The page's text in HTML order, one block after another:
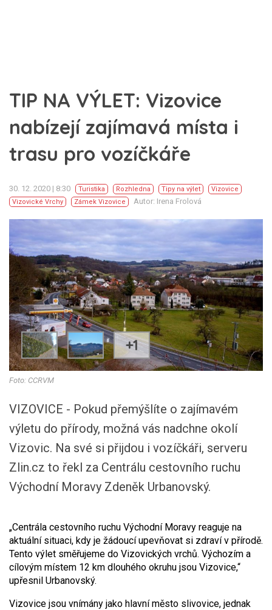
TIP NA VÝLET: Vizovice
nabízejí zajímavá místa i
trasu pro vozíčkáře
30. 12. 2020 | 8:30 Turistika Rozhledna Tipy na výlet
Vizovice
Vizovické Vrchy
Zámek Vizovice Autor: Irena Frolová
+1
Foto: CCRVM
VIZOVICE - Pokud přemýšlíte o zajímavém
výletu do přírody, možná vás nadchne okolí
Vizovic. Na své si přijdou i vozíčkáři, serveru
Zlin.cz to řekl za Centrálu cestovního ruchu
Východní Moravy Zdeněk Urbanovský.
„Centrála cestovního ruchu Východní Moravy reaguje na
aktuální situaci, kdy je žádoucí upevňovat si zdraví v přírodě.
Tento výlet směřujeme do Vizovických vrchů. Výchozím a
cílovým místem 12 km dlouhého okruhu jsou Vizovice,“
upřesnil Urbanovský.
Vizovice jsou vnímány jako hlavní město slivovice, jednak